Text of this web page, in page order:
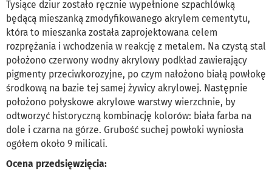
Tysiące dziur zostało ręcznie wypełnione szpachlówką
będącą mieszanką zmodyfikowanego akrylem cementytu,
która to mieszanka została zaprojektowana celem
rozprężania i wchodzenia w reakcję z metalem. Na czystą stal
położono czerwony wodny akrylowy podkład zawierający
pigmenty przeciwkorozyjne, po czym nałożono białą powłokę
środkową na bazie tej samej żywicy akrylowej. Następnie
położono połyskowe akrylowe warstwy wierzchnie, by
odtworzyć historyczną kombinację kolorów: biała farba na
dole i czarna na górze. Grubość suchej powłoki wyniosła
ogółem około 9 milicali.
Ocena przedsięwzięcia: